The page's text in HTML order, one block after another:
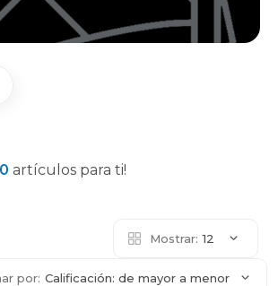
artículos para ti!
Mostrar: 12
por: Calificación: de mayor a menor